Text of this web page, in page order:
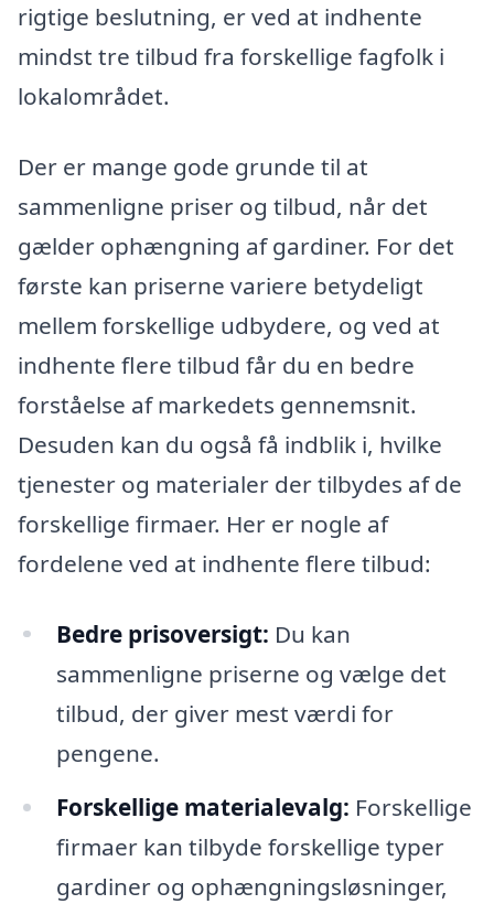
rigtige beslutning, er ved at indhente
mindst tre tilbud fra forskellige fagfolk i
lokalområdet.
Der er mange gode grunde til at
sammenligne priser og tilbud, når det
gælder ophængning af gardiner. For det
første kan priserne variere betydeligt
mellem forskellige udbydere, og ved at
indhente flere tilbud får du en bedre
forståelse af markedets gennemsnit.
Desuden kan du også få indblik i, hvilke
tjenester og materialer der tilbydes af de
forskellige firmaer. Her er nogle af
fordelene ved at indhente flere tilbud:
Bedre prisoversigt: Du kan
sammenligne priserne og vælge det
tilbud, der giver mest værdi for
pengene.
Forskellige materialevalg: Forskellige
firmaer kan tilbyde forskellige typer
gardiner og ophængningsløsninger,